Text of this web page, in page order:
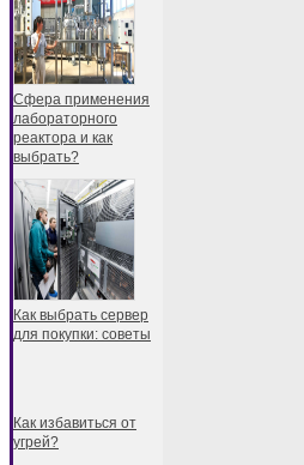
Сфера применения
лабораторного
реактора и как
выбрать?
Как выбрать сервер
для покупки: советы
Как избавиться от
угрей?